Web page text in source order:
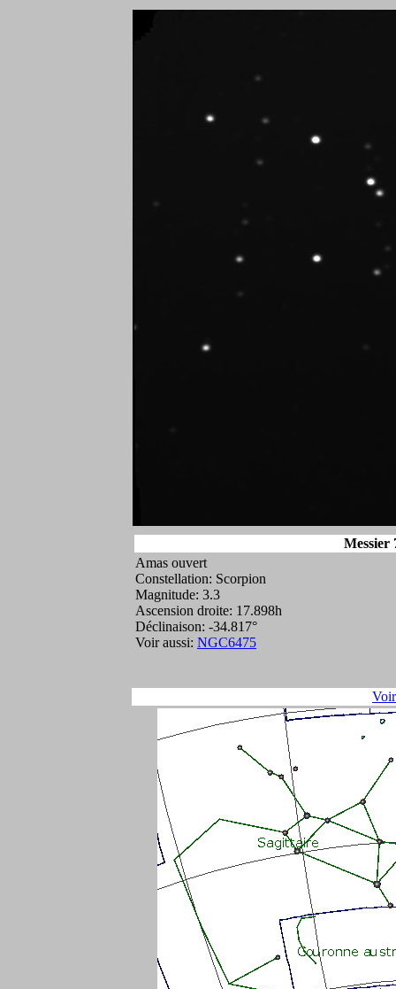
Messier
Amas ouvert
Constellation: Scorpion
Magnitude: 3.3
Ascension droite: 17.898h
Déclinaison: -34.817°
Voir aussi: NGC6475